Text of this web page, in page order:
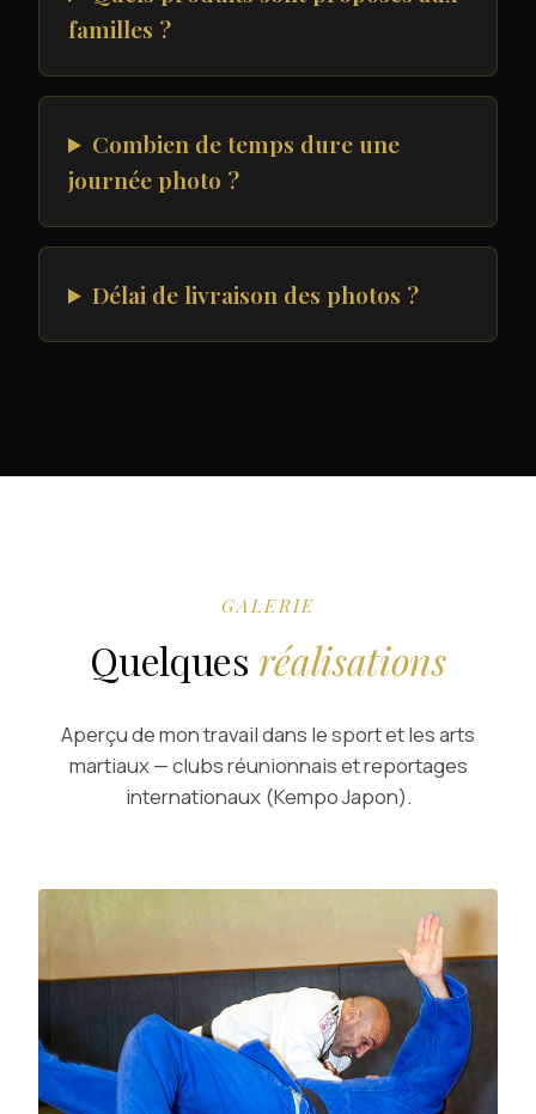
familles ?
Combien de temps dure une
journée photo ?
Délai de livraison des photos ?
GALERIE
Quelques réalisations
Aperçu de mon travail dans le sport et les arts
martiaux — clubs réunionnais et reportages
internationaux (Kempo Japon).